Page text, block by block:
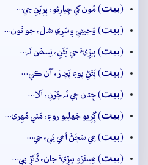
(بيت) مُون کي جِيارِئو، پِرِيَنِ جِي…
(بيت) وَڃيئِي وِسَرِي شالَ، جو تُون…
(بيت) ٻيڙِيءَ جٖي ڀُڻَنِ، نِينھُن نَہ…
(بيت) پَتَڻِ پوءِ پَچارَ، آن ڪي…
(بيت) چِتان جٖي نَہ چُرَنِ، اَلا…
(بيت) ڳِرِيو جَهلِيو روءِ، مَٿي مُهِري…
(بيت) ھِي سَڄَڻَ اُھي ئِي، جٖي…
(بيت) ھِينئَڙو ٻيڙِيءَ جان، ڏُتَڙِ پي…